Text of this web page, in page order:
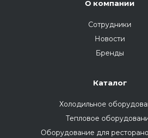
О компании
Сотрудники
Новости
Бренды
Каталог
Холодильное
Тепловое
Оборудование для